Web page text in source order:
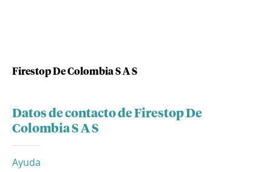
Firestop De Colombia S A S
Datos de contacto de Firestop De
Colombia S A S
Ayuda